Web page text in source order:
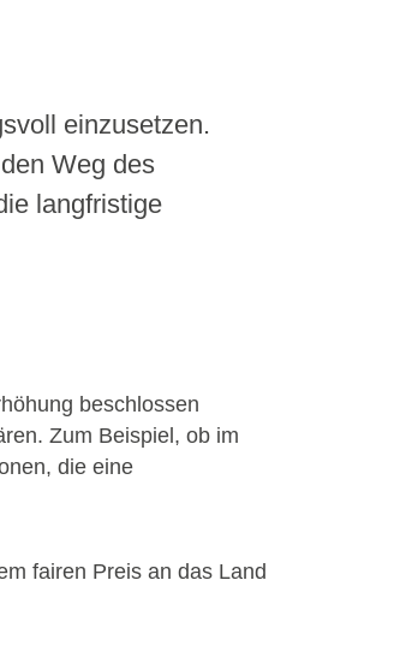
einzusetzen.
Weg des
langfristige
beschlossen
Zum Beispiel, ob im
die eine
fairen Preis an das Land